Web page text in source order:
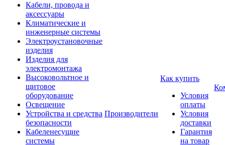
Кабели, провода и
аксессуары
Климатические и
инженерные системы
Электроустановочные
изделия
Изделия для
электромонтажа
Высоковольтное и
щитовое
оборудование
Освещение
Устройства и средства
безопасности
Кабеленесущие
системы
Производители
Как купить
Условия
оплаты
Условия
доставки
Гарантия
на товар